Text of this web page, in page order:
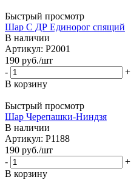
Быстрый просмотр
Шар С ДР Единорог спящий
В наличии
Артикул: Р2001
190 руб./шт
-
+
В корзину
Быстрый просмотр
Шар Черепашки-Ниндзя
В наличии
Артикул: Р1188
190 руб./шт
-
+
В корзину